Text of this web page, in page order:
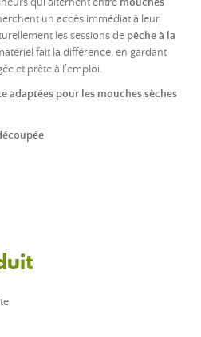
un accès immédiat à leur
les sessions de pêche à la
fait la différence, en gardant
et prête à l’emploi.
adaptées pour les mouches sèches